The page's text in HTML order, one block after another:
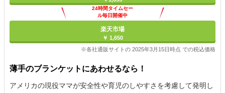
24時間タイムセー
ル毎日開催中
楽天市場
￥ 1,650
※各社通販サイトの 2025年3月15日時点 での税込価格
薄手のブランケットにあわせるなら！
アメリカの現役ママが安全性や育児のしやすさを考慮して発明し